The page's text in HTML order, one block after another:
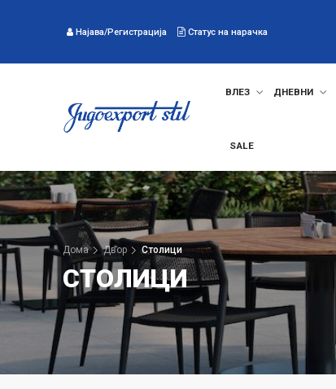
Најава/Регистрација Статус на нарачка
ВЛЕЗ ДНЕВНИ
SALE
Дома Двор Столици
СТОЛИЦИ